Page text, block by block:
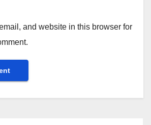
and website in this browser for